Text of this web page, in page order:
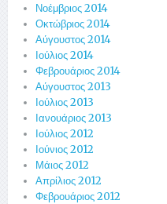
Νοέμβριος 2014
Οκτώβριος 2014
Αύγουστος 2014
Ιούλιος 2014
Φεβρουάριος 2014
Αύγουστος 2013
Ιούλιος 2013
Ιανουάριος 2013
Ιούλιος 2012
Ιούνιος 2012
Μάιος 2012
Απρίλιος 2012
Φεβρουάριος 2012